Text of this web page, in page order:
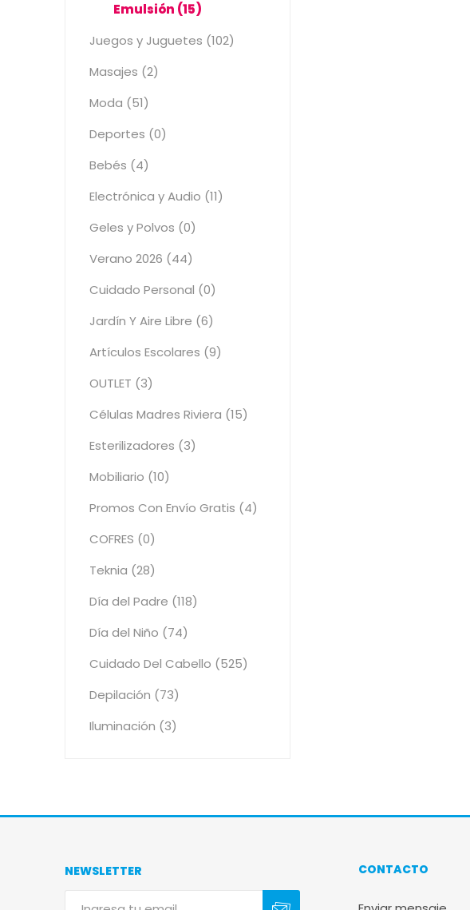
Emulsión (15)
Juegos y Juguetes (102)
Masajes (2)
Moda (51)
Deportes (0)
Bebés (4)
Electrónica y Audio (11)
Geles y Polvos (0)
Verano 2026 (44)
Cuidado Personal (0)
Jardín Y Aire Libre (6)
Artículos Escolares (9)
OUTLET (3)
Células Madres Riviera (15)
Esterilizadores (3)
Mobiliario (10)
Promos Con Envío Gratis (4)
COFRES (0)
Teknia (28)
Día del Padre (118)
Día del Niño (74)
Cuidado Del Cabello (525)
Depilación (73)
Iluminación (3)
NEWSLETTER CONTACTO